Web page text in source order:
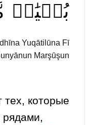
بُنۡيَٰنٞ
Yuqātilūna Fī
Marşūşun
тех, которые
рядами,